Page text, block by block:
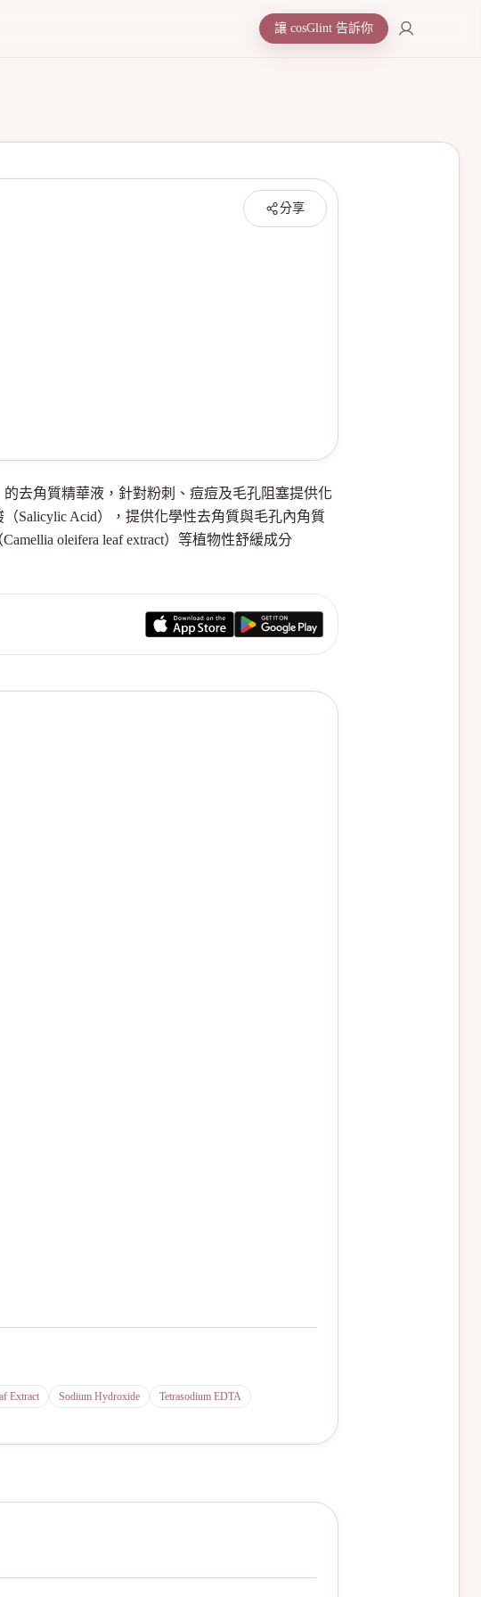
讓 cosGlint 告訴你
分享
的去角質精華液，針對粉刺、痘痘及毛孔阻塞提供化
Salicylic Acid），提供化學性去角質與毛孔內角質
oleifera leaf extract）等植物性舒緩成分
Extract Sodium Hydroxide Tetrasodium EDTA